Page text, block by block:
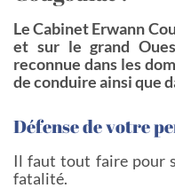
Le Cabinet Erwann
et sur le grand
reconnue dans les
de conduire ainsi que
Défense de votre
Il faut tout faire pour
fatalité.